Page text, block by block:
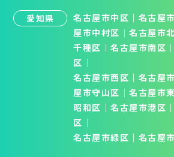
愛知県 名古屋市中区 ｜ 名古屋
屋市中村区 ｜名古屋市
千種区 │名古屋市南区 │
区 │
名古屋市西区 ｜ 名古屋
屋市守山区 │名古屋市
昭和区 │名古屋市港区 ｜
区 ｜
名古屋市緑区 ｜ 名古屋